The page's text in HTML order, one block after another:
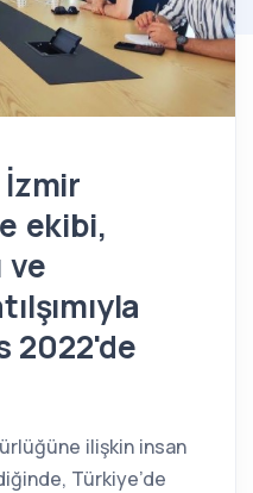
ekibi,
ve
2022'de
ilişkin insan
Türkiye’de